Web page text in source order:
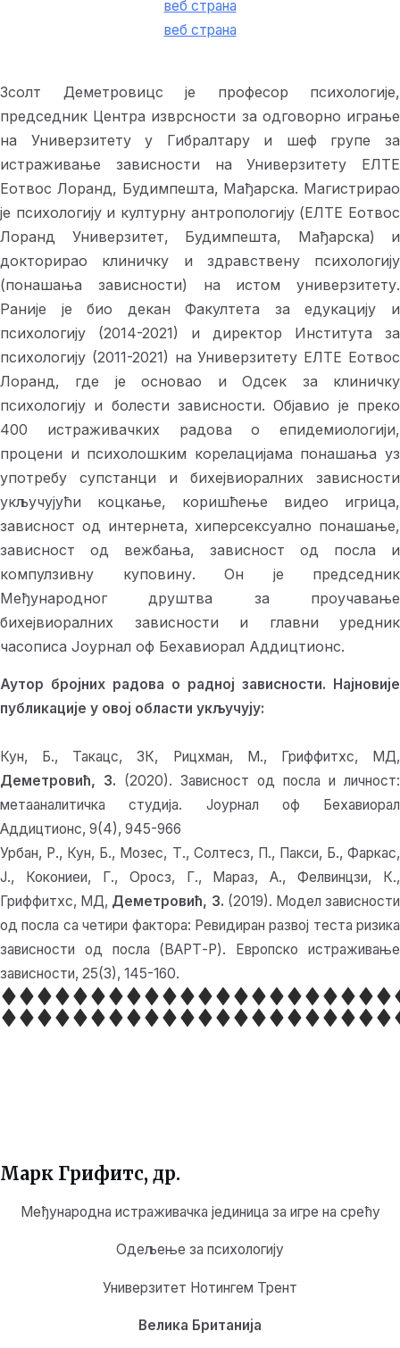
веб страна
веб страна
Зсолт Деметровицс је професор психологије,
председник Центра изврсности за одговорно играње
на Универзитету у Гибралтару и шеф групе за
истраживање зависности на Универзитету ЕЛТЕ
Еотвос Лоранд, Будимпешта, Мађарска. Магистрирао
је психологију и културну антропологију (ЕЛТЕ Еотвос
Лоранд Универзитет, Будимпешта, Мађарска) и
докторирао клиничку и здравствену психологију
(понашања зависности) на истом универзитету.
Раније је био декан Факултета за едукацију и
психологију (2014-2021) и директор Института за
психологију (2011-2021) на Универзитету ЕЛТЕ Еотвос
Лоранд, где је основао и Одсек за клиничку
психологију и болести зависности. Објавио је преко
400 истраживачких радова о епидемиологији,
процени и психолошким корелацијама понашања уз
употребу супстанци и бихејвиоралних зависности
укључујући коцкање, коришћење видео игрица,
зависност од интернета, хиперсексуално понашање,
зависност од вежбања, зависност од посла и
компулзивну куповину. Он је председник
Међународног друштва за проучавање
бихејвиоралних зависности и главни уредник
часописа Јоурнал оф Бехавиорал Аддицтионс.
Аутор бројних радова о радној зависности. Најновије
публикације у овој области укључују:
Кун, Б., Такацс, ЗК, Рицхман, М., Гриффитхс, МД,
Деметровић, З. (2020). Зависност од посла и личност:
метааналитичка студија. Јоурнал оф Бехавиорал
Аддицтионс, 9(4), 945-966
Урбан, Р., Кун, Б., Мозес, Т., Солтесз, П., Пакси, Б., Фаркас,
Ј., Кокониеи, Г., Оросз, Г., Мараз, А., Фелвинцзи, К.,
Гриффитхс, МД, Деметровић, З. (2019). Модел зависности
од посла са четири фактора: Ревидиран развој теста ризика
зависности од посла (ВАРТ-Р). Европско истраживање
зависности, 25(3), 145-160.
Марк Грифитс, др.
Међународна истраживачка јединица за игре на срећу
Одељење за психологију
Универзитет Нотингем Трент
Велика Британија